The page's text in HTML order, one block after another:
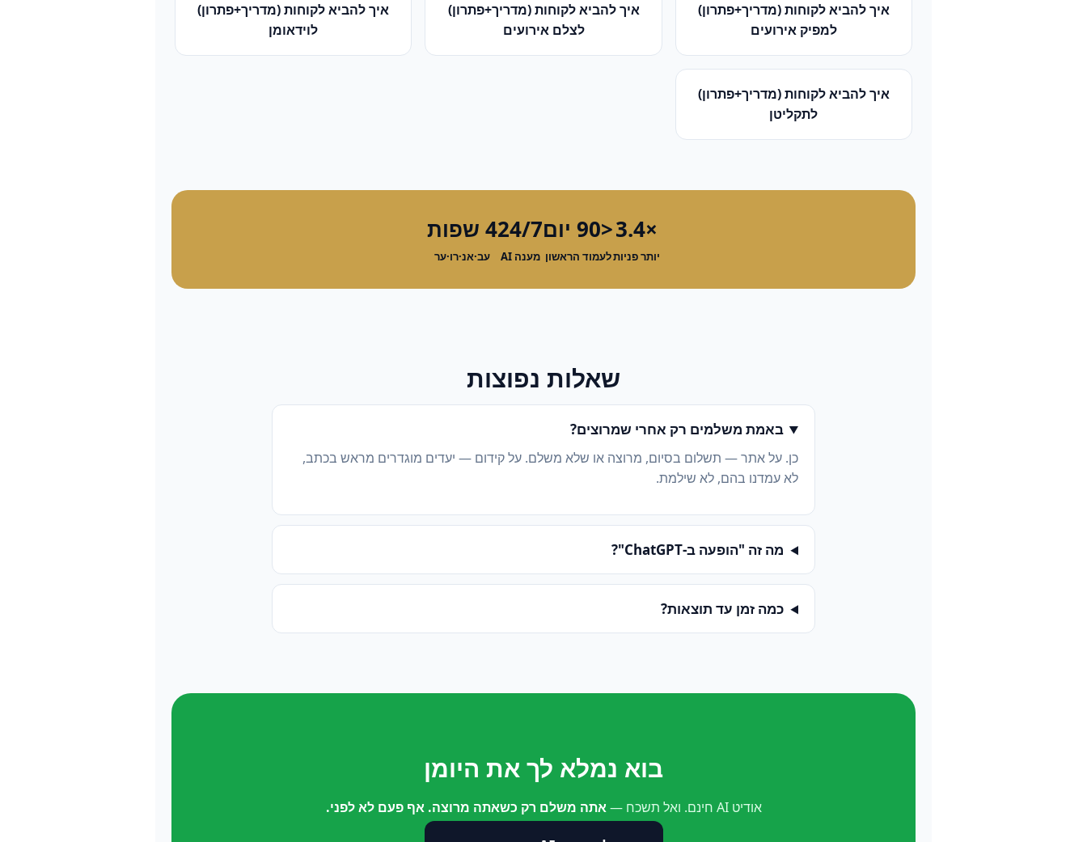
איך להביא לקוחות (מדריך+פתרון)
למפיק אירועים
איך להביא לקוחות (מדריך+פתרון)
לצלם אירועים
איך להביא לקוחות (מדריך+פתרון)
לוידאומן
איך להביא לקוחות (מדריך+פתרון)
לתקליטן
×3.4
יותר פניות
<90 יום
לעמוד הראשון
24/7
מענה AI
4 שפות
עב·אנ·רו·ער
שאלות נפוצות
באמת משלמים רק אחרי שמרוצים?
כן. על אתר — תשלום בסיום, מרוצה או שלא משלם. על קידום — יעדים מוגדרים מראש בכתב,
לא עמדנו בהם, לא שילמת.
מה זה "הופעה ב-ChatGPT"?
כמה זמן עד תוצאות?
בוא נמלא לך את היומן
אודיט AI חינם. ואל תשכח — אתה משלם רק כשאתה מרוצה. אף פעם לא לפני.